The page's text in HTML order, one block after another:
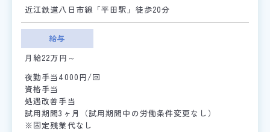
近江鉄道八日市線「平田駅」徒歩20分
給与
月給22万円～
夜勤手当4000円/回
資格手当
処遇改善手当
試用期間3ヶ月（試用期間中の労働条件変更なし）
※固定残業代なし